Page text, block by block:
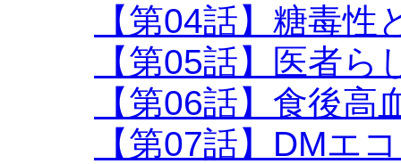
【第04話】糖毒
【第05話】医者
【第06話】食後高
【第07話】DMエ